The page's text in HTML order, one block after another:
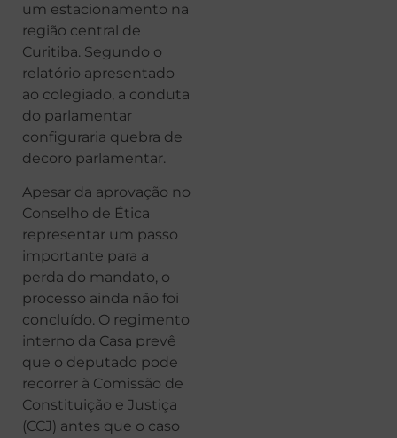
um estacionamento na
região central de
Curitiba. Segundo o
relatório apresentado
ao colegiado, a conduta
do parlamentar
configuraria quebra de
decoro parlamentar.
Apesar da aprovação no
Conselho de Ética
representar um passo
importante para a
perda do mandato, o
processo ainda não foi
concluído. O regimento
interno da Casa prevê
que o deputado pode
recorrer à Comissão de
Constituição e Justiça
(CCJ) antes que o caso